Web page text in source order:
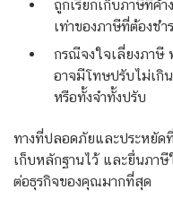
ถูกเรียกเก็บภาษีที่ค้
เท่าของภาษีที่ต้องช
กรณีจงใจเลี่ยงภาษี
อาจมีโทษปรับไม่เกิ
หรือทั้งจำทั้งปรับ
ทางที่ปลอดภัยและประหยัด
เก็บหลักฐานไว้ และยื่นภา
ต่อธุรกิจของคุณมากที่สุด